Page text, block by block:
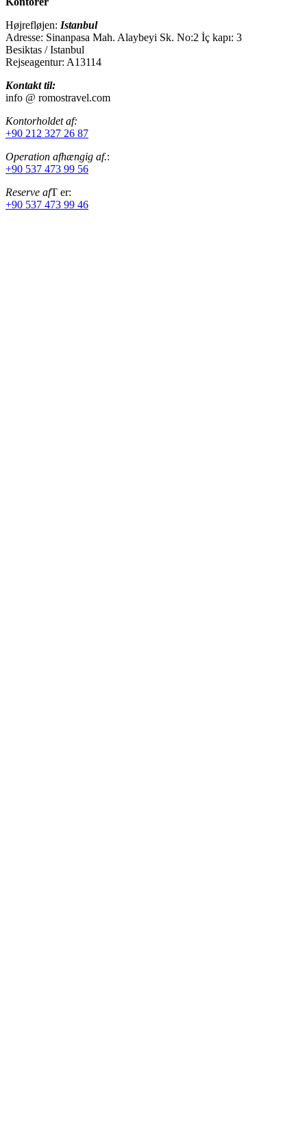
Højrefløjen: Istanbul
Adresse: Sinanpasa Mah. Alaybeyi Sk. No:2 İç kapı: 3
Besiktas / Istanbul
Rejseagentur: A13114
Kontakt til:
info @ romostravel.com
Kontorholdet af:
+90 212 327 26 87
Operation afhængig af.:
+90 537 473 99 56
Reserve afT er:
+90 537 473 99 46